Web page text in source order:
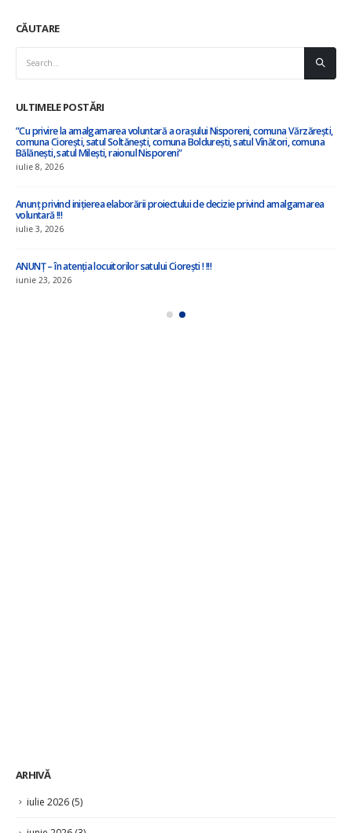
CĂUTARE
ULTIMELE POSTĂRI
”Cu privire la amalgamarea voluntară a orașului Nisporeni, comuna Vărzărești,
comuna Ciorești, satul Soltănești, comuna Boldurești, satul Vînători, comuna
Bălănești, satul Milești, raionul Nisporeni”
iulie 8, 2026
Anunț privind inițierea elaborării proiectului de decizie privind amalgamarea
voluntară !!!
iulie 3, 2026
ANUNȚ – în atenția locuitorilor satului Ciorești ! !!!
iunie 23, 2026
ARHIVĂ
iulie 2026 (5)